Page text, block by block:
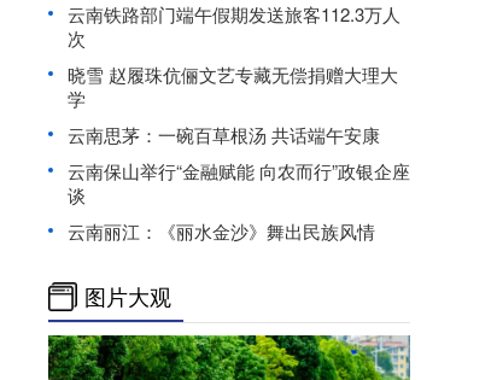
云南铁路部门端午假期发送旅客112.3万人
次
晓雪 赵履珠伉俪文艺专藏无偿捐赠大理大
学
云南思茅：一碗百草根汤 共话端午安康
云南保山举行“金融赋能 向农而行”政银企座
谈
云南丽江：《丽水金沙》舞出民族风情
图片大观